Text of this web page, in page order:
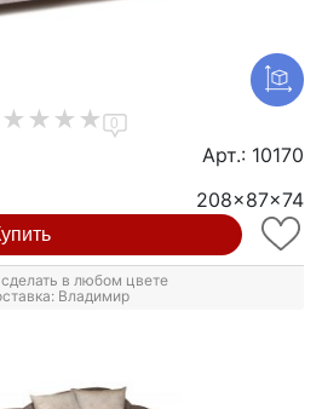
0
Арт.: 10170
208x87x74
в любом цвете
Владимир